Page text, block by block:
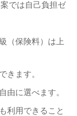
では自己負担ゼ
（保険料）は上
きます。
由に選べます。
利用できること